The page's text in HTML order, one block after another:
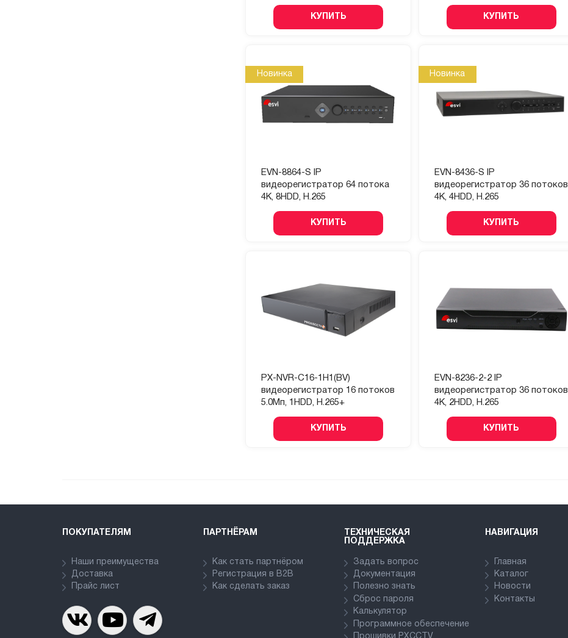
КУПИТЬ КУПИТЬ
Новинка
EVN-8864-S IP
видеорегистратор 64 потока
4K, 8HDD, H.265
КУПИТЬ
Новинка
EVN-8436-S IP
видеорегистратор 36 потоков
4К, 4HDD, H.265
КУПИТЬ
PX-NVR-C16-1H1(BV)
видеорегистратор 16 потоков
5.0Мп, 1HDD, H.265+
КУПИТЬ
EVN-8236-2-2 IP
видеорегистратор 36 потоков
4K, 2HDD, H.265
КУПИТЬ
ПОКУПАТЕЛЯМ
Наши преимущества
Доставка
Прайс лист
ПАРТНЁРАМ
Как стать партнёром
Регистрация в В2В
Как сделать заказ
ТЕХНИЧЕСКАЯ
ПОДДЕРЖКА
Задать вопрос
Документация
Полезно знать
Сброс пароля
Калькулятор
Программное обеспечение
НАВИГАЦИЯ
Главная
Каталог
Новости
Контакты